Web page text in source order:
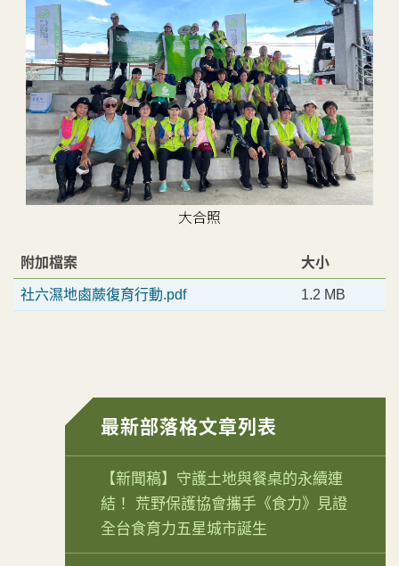
大合照
附加檔案 大小
社六濕地鹵蕨復育行動.pdf 1.2 MB
最新部落格文章列表
【新聞稿】守護土地與餐桌的永續連
結！ 荒野保護協會攜手《食力》見證
全台食育力五星城市誕生